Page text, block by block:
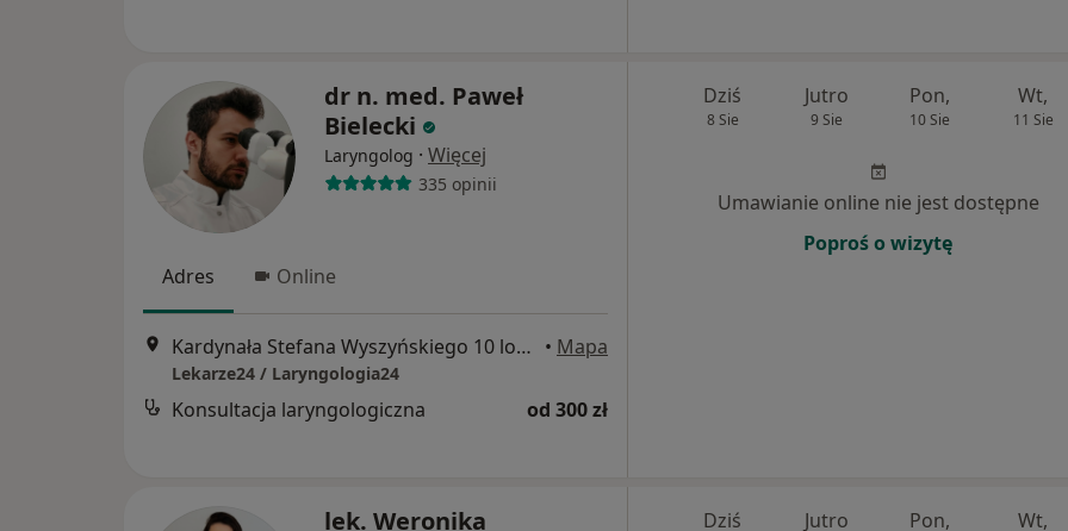
dr n. med. Paweł
Bielecki
Laryngolog · Więcej
335 opinii
Adres Online
Kardynała Stefana Wyszyńskiego 10 lok. U8, Białystok • Mapa
Lekarze24 / Laryngologia24
Konsultacja laryngologiczna od 300 zł
Dziś
8 Sie
Jutro
9 Sie
Pon,
10 Sie
Wt,
11 Sie
Umawianie online nie jest dostępne
Poproś o wizytę
lek. Weronika Dziś Jutro Pon, Wt,